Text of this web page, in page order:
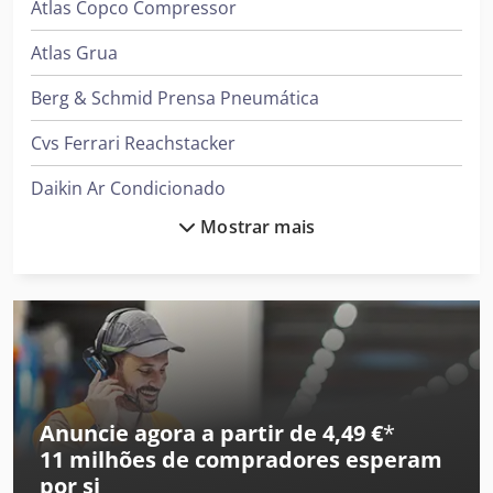
Atlas Copco Compressor
Atlas Grua
Berg & Schmid Prensa Pneumática
Cvs Ferrari Reachstacker
Daikin Ar Condicionado
Ford Tipper
Gea Decantador
Gea Mixer
Ingersoll Rand Compressor
Mostrar mais
Anuncie agora a partir de 4,49 €*
11 milhões de compradores esperam
por si